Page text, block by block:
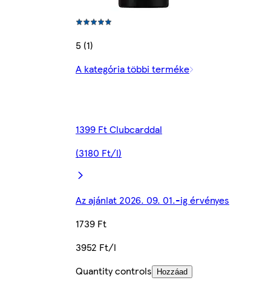
5 (1)
A kategória többi terméke
1399 Ft Clubcarddal
(3180 Ft/l)
Az ajánlat 2026. 09. 01.-ig érvényes
1739 Ft
3952 Ft/l
Quantity controls
Hozzáad